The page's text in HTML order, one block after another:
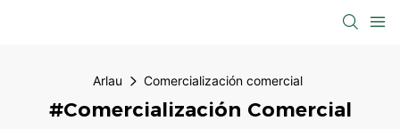
Arlau Comercialización comercial
#Comercialización Comercial